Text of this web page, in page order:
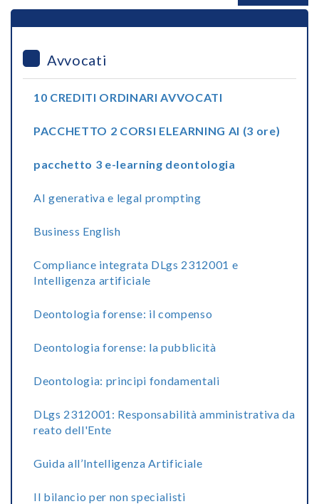
Avvocati
10 CREDITI ORDINARI AVVOCATI
PACCHETTO 2 CORSI ELEARNING AI (3 ore)
pacchetto 3 e-learning deontologia
AI generativa e legal prompting
Business English
Compliance integrata DLgs 2312001 e
Intelligenza artificiale
Deontologia forense: il compenso
Deontologia forense: la pubblicità
Deontologia: principi fondamentali
DLgs 2312001: Responsabilità amministrativa da
reato dell'Ente
Guida all’Intelligenza Artificiale
Il bilancio per non specialisti